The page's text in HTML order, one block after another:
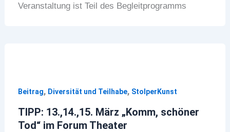
Veranstaltung ist Teil des Begleitprogramms
Beitrag, Diversität und Teilhabe, StolperKunst
TIPP: 13.,14.,15. März „Komm, schöner
Tod“ im Forum Theater